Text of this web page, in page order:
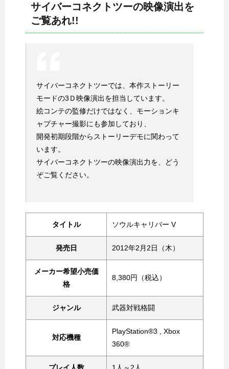
サイバーコネクトツーの映像演出を
ご覧あれ!!
サイバーコネクトツーでは、本作ストーリー
モードの3Ｄ映像演出を担当しています。
絵コンテの監修だけではなく、モーションキ
ャプチャー撮影にも参加しており、
開発初期段階からストーリーデモに関わって
います。
サイバーコネクトツーの映像演出力を、どう
ぞご覧ください。
タイトル ソウルキャリバー V
発売日 2012年2月2日（木）
メーカー希望小売価
格
8,380円（税込）
ジャンル 武器対戦格闘
対応機種
PlayStation®3 , Xbox
360®
プレイ人数 1人～2人